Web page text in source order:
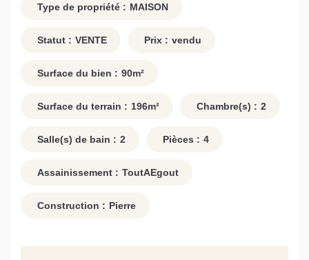
Type de propriété : MAISON
Statut : VENTE Prix : vendu
Surface du bien : 90m²
Surface du terrain : 196m² Chambre(s) : 2
Salle(s) de bain : 2 Pièces : 4
Assainissement : ToutAEgout
Construction : Pierre